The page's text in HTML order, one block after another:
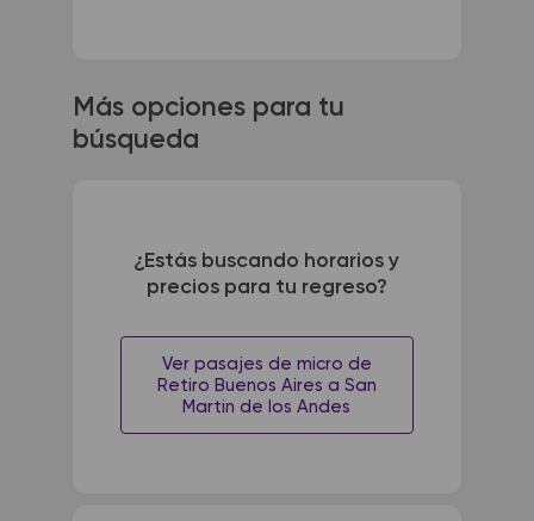
Más opciones para tu
búsqueda
¿Estás buscando horarios y
precios para tu regreso?
Ver pasajes de micro de
Retiro Buenos Aires a San
Martin de los Andes